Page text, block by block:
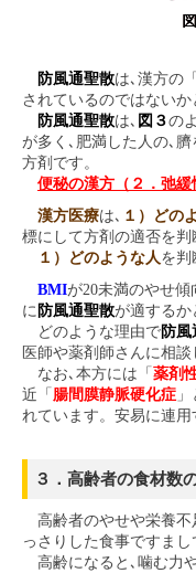
防風通聖散は､漢方の
されているのではないか
防風通聖散は､ 図３の
が多く､肥満した人の､
方剤です。
便秘の漢方（２．弛緩
漢方医療は､ １）どの
標にして方剤の適否を判
１）どのような人 を判
BMIが20未満のやせ傾
に 防風通聖散が適するか
どのような理由で防風
医師や薬剤師さんに相談
なお､本方には「薬剤
近「 腸間膜静脈硬化症
れています。安易に連用
３．高齢者の食材数
高齢者のやせや栄養不
っさりした食事ですまし
高齢になると､噛む力